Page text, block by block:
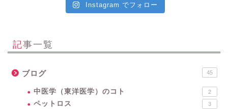
Instagram でフォロー
記事一覧
ブログ 45
中医学（東洋医学）のコト 2
ペットロス 3